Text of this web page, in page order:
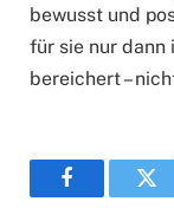
bewusst und
für sie nur dann
bereichert –
Facebook